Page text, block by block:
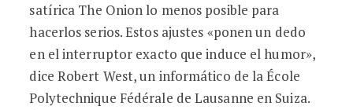
satírica The Onion lo menos posible para
hacerlos serios. Estos ajustes «ponen un dedo
en el interruptor exacto que induce el humor»,
dice Robert West, un informático de la École
Polytechnique Fédérale de Lausanne en Suiza.